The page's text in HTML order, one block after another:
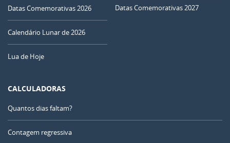
Datas Comemorativas 2026
Calendário Lunar de 2026
Lua de Hoje
Datas Comemorativas 2027
CALCULADORAS
Quantos dias faltam?
Contagem regressiva